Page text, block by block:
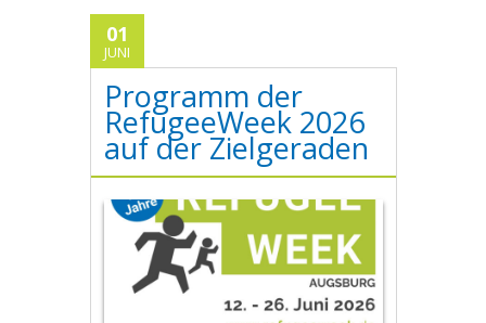
01
JUNI
Programm der
RefugeeWeek 2026
auf der Zielgeraden